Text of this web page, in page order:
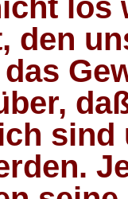
los
den
sind